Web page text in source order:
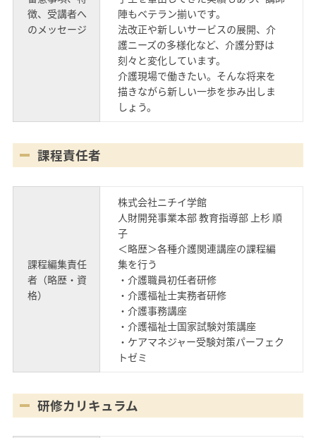
徴、受講者へ
のメッセージ
陣もベテラン揃いです。
法改正や新しいサービスの展開、介
護ニーズの多様化など、介護分野は
刻々と変化しています。
介護現場で働きたい。そんな将来を
描きながら新しい一歩を歩み出しま
しょう。
課程責任者
課程編集責任
者（略歴・資
格）
株式会社ニチイ学館
人財開発事業本部 教育指導部 上杉 順
子
＜略歴＞各種介護関連講座の課程編
集を行う
・介護職員初任者研修
・介護福祉士実務者研修
・介護事務講座
・介護福祉士国家試験対策講座
・ケアマネジャー受験対策パーフェク
トゼミ
研修カリキュラム